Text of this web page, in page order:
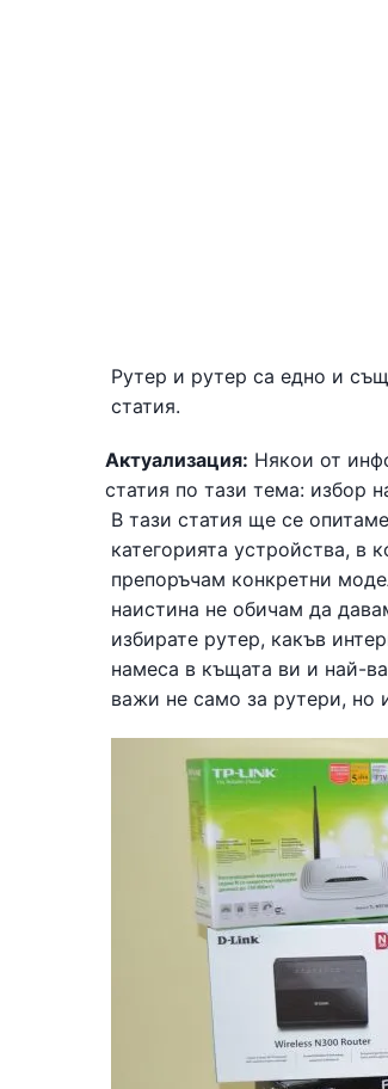
Рутер и рутер са едно и
статия.
Актуализация: Някои от
статия по тази тема: избор
В тази статия ще се
категорията устройства, в
препоръчам конкретни
наистина не обичам да
избирате рутер, какъв
намеса в къщата ви и най-
важи не само за рутери, но